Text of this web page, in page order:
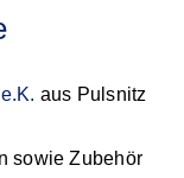
aus Pulsnitz
sowie Zubehör